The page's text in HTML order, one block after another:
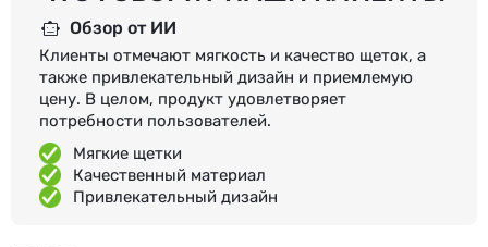
Обзор от ИИ
Клиенты отмечают мягкость и качество щеток, а
также привлекательный дизайн и приемлемую
цену. В целом, продукт удовлетворяет
потребности пользователей.
Мягкие щетки
Качественный материал
Привлекательный дизайн